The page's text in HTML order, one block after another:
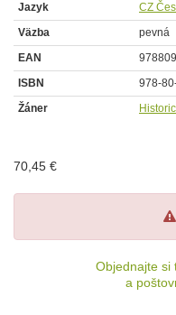
Jazyk
CZ
Väzba
pevná
EAN
ISBN
978-
Žáner
70,45 €
Objednajte si
a